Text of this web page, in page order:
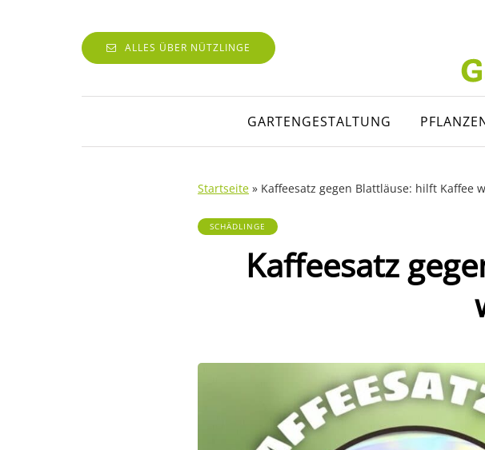
ALLES ÜBER NÜTZLINGE
GARTENGESTALTUNG
Startseite » Kaffeesatz gegen Blattläuse: hilft Kaffee
SCHÄDLINGE
Kaffeesatz